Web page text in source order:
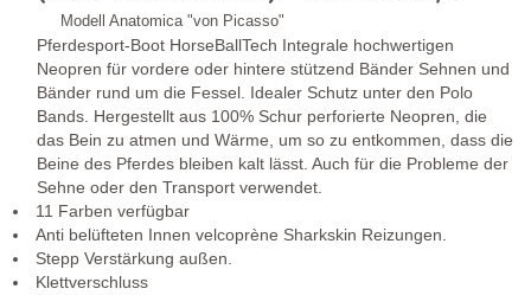
Modell Anatomica "von Picasso"
Pferdesport-Boot HorseBallTech Integrale hochwertigen
Neopren für vordere oder hintere stützend Bänder Sehnen und
Bänder rund um die Fessel. Idealer Schutz unter den Polo
Bands. Hergestellt aus 100% Schur perforierte Neopren, die
das Bein zu atmen und Wärme, um so zu entkommen, dass die
Beine des Pferdes bleiben kalt lässt. Auch für die Probleme der
Sehne oder den Transport verwendet.
11 Farben verfügbar
Anti belüfteten Innen velcoprène Sharkskin Reizungen.
Stepp Verstärkung außen.
Klettverschluss